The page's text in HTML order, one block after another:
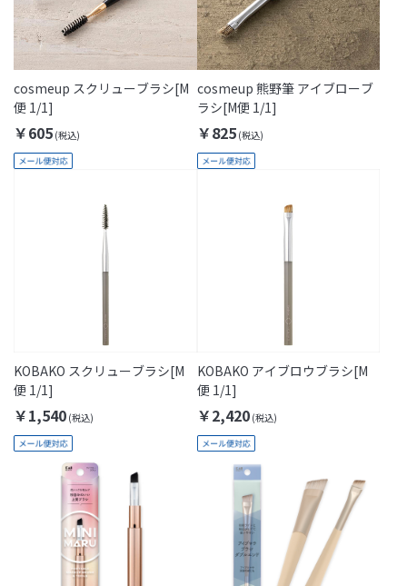
cosmeup スクリューブラシ[M
便 1/1]
￥605
cosmeup 熊野筆 アイブローブ
ラシ[M便 1/1]
￥825
KOBAKO スクリューブラシ[M
便 1/1]
￥1,540
KOBAKO アイブロウブラシ[M
便 1/1]
￥2,420